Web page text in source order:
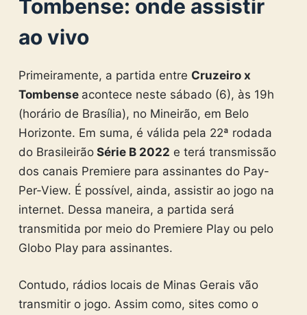
Tombense: onde assistir
ao vivo
Primeiramente, a partida entre Cruzeiro x
Tombense acontece neste sábado (6), às 19h
(horário de Brasília), no Mineirão, em Belo
Horizonte. Em suma, é válida pela 22ª rodada
do BrasileirãoSérie B 2022 e terá transmissão
dos canais Premiere para assinantes do Pay-
Per-View. É possível, ainda, assistir ao jogo na
internet. Dessa maneira, a partida será
transmitida por meio do Premiere Play ou pelo
Globo Play para assinantes.
Contudo, rádios locais de Minas Gerais vão
transmitir o jogo. Assim como, sites como o